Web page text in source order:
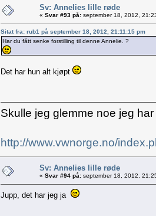
Sv: Annelies lille røde
« Svar #93 på: september 18, 2012,
Sitat fra: rub1 på september 18, 2012, 21:11:15 pm
Har du fått senke forstilling til denne Annelie. ?
Det har hun alt kjøpt
Skulle jeg glemme noe jeg
http://www.vwnorge.no/
Sv: Annelies lille røde
« Svar #94 på: september 18, 2012,
Jupp, det har jeg ja